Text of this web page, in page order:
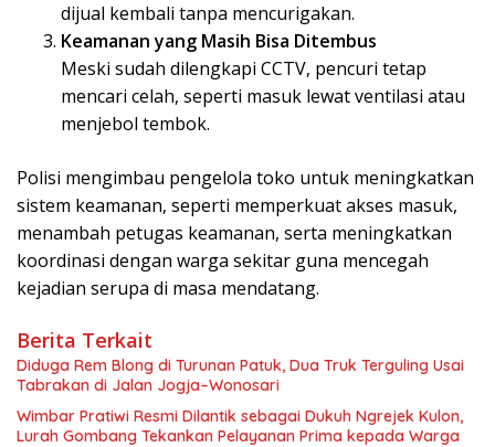
dijual kembali tanpa mencurigakan.
Keamanan yang Masih Bisa Ditembus
Meski sudah dilengkapi CCTV, pencuri tetap
mencari celah, seperti masuk lewat ventilasi atau
menjebol tembok.
Polisi mengimbau pengelola toko untuk meningkatkan
sistem keamanan, seperti memperkuat akses masuk,
menambah petugas keamanan, serta meningkatkan
koordinasi dengan warga sekitar guna mencegah
kejadian serupa di masa mendatang.
Berita Terkait
Diduga Rem Blong di Turunan Patuk, Dua Truk Terguling Usai
Tabrakan di Jalan Jogja–Wonosari
Wimbar Pratiwi Resmi Dilantik sebagai Dukuh Ngrejek Kulon,
Lurah Gombang Tekankan Pelayanan Prima kepada Warga